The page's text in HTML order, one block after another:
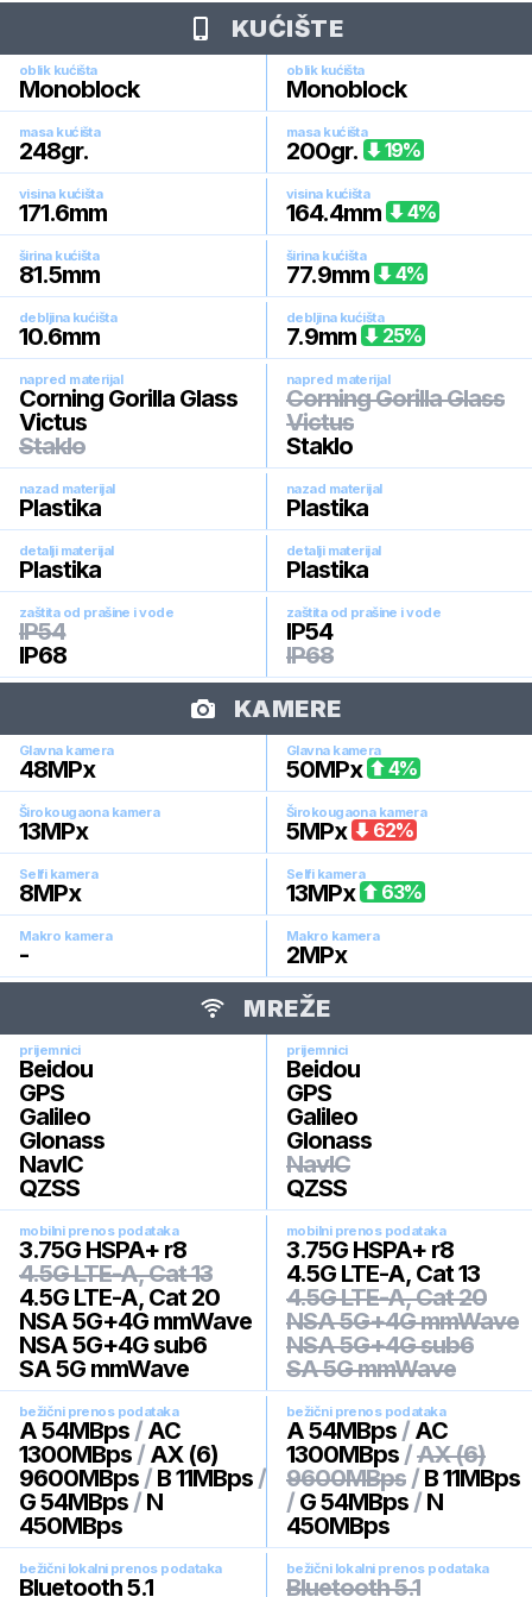
KUĆIŠTE
oblik kućišta
Monoblock
oblik kućišta
Monoblock
masa kućišta
248gr.
masa kućišta
200gr. 19%
visina kućišta
171.6mm
visina kućišta
164.4mm 4%
širina kućišta
81.5mm
širina kućišta
77.9mm 4%
debljina kućišta
10.6mm
debljina kućišta
7.9mm 25%
napred materijal
Corning Gorilla Glass
Victus
Staklo
napred materijal
Corning Gorilla Glass
Victus
Staklo
nazad materijal
Plastika
nazad materijal
Plastika
detalji materijal
Plastika
detalji materijal
Plastika
zaštita od prašine i vode
IP54
IP68
zaštita od prašine i vode
IP54
IP68
KAMERE
Glavna kamera
48MPx
Glavna kamera
50MPx 4%
Širokougaona kamera
13MPx
Širokougaona kamera
5MPx 62%
Selfi kamera
8MPx
Selfi kamera
13MPx 63%
Makro kamera
-
Makro kamera
2MPx
MREŽE
prijemnici
Beidou
GPS
Galileo
Glonass
NavIC
QZSS
prijemnici
Beidou
GPS
Galileo
Glonass
NavIC
QZSS
mobilni prenos podataka
3.75G HSPA+ r8
4.5G LTE-A, Cat 13
4.5G LTE-A, Cat 20
NSA 5G+4G mmWave
NSA 5G+4G sub6
SA 5G mmWave
mobilni prenos podataka
3.75G HSPA+ r8
4.5G LTE-A, Cat 13
4.5G LTE-A, Cat 20
NSA 5G+4G mmWave
NSA 5G+4G sub6
SA 5G mmWave
bežični prenos podataka
A 54MBps / AC
1300MBps / AX (6)
9600MBps / B 11MBps /
G 54MBps / N
450MBps
bežični prenos podataka
A 54MBps / AC
1300MBps /AX (6)
9600MBps / B 11MBps
/ G 54MBps / N
450MBps
bežični lokalni prenos podataka
Bluetooth 5.1
bežični lokalni prenos podataka
Bluetooth 5.1